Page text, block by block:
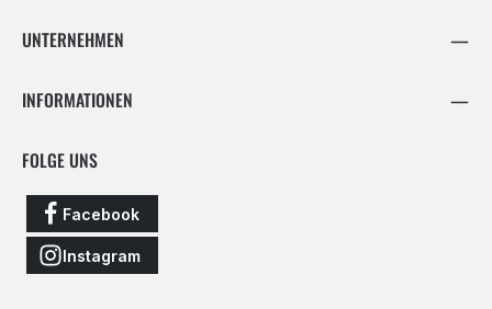
UNTERNEHMEN
INFORMATIONEN
FOLGE UNS
Facebook
Instagram